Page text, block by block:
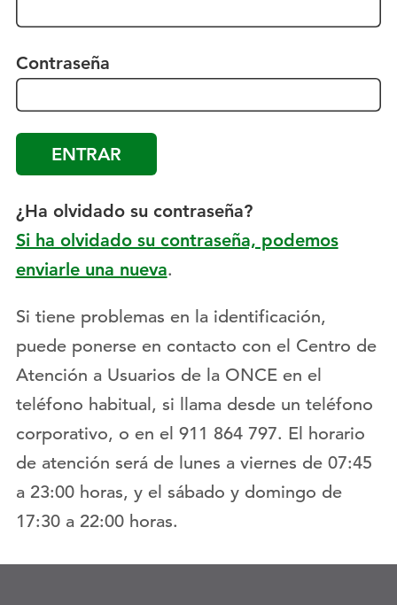
Contraseña
¿Ha olvidado su contraseña?
Si ha olvidado su contraseña, podemos
enviarle una nueva.
Si tiene problemas en la identificación,
puede ponerse en contacto con el Centro de
Atención a Usuarios de la ONCE en el
teléfono habitual, si llama desde un teléfono
corporativo, o en el 911 864 797. El horario
de atención será de lunes a viernes de 07:45
a 23:00 horas, y el sábado y domingo de
17:30 a 22:00 horas.